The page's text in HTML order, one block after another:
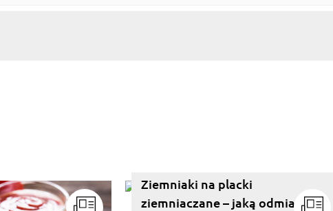
Ziemniaki na placki
ziemniaczane – jaką odmianę